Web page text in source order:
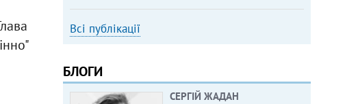
Всі публікації
БЛОГИ
СЕРГІЙ ЖАДАН